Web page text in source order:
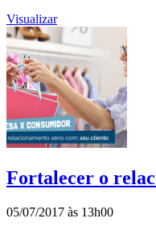
Visualizar
Fortalecer o
05/07/2017 às 13h00